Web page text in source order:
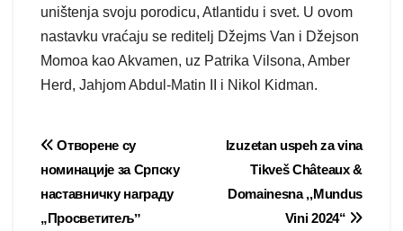
uništenja svoju porodicu, Atlantidu i svet. U ovom
nastavku vraćaju se reditelj Džejms Van i Džejson
Momoa kao Akvamen, uz Patrika Vilsona, Amber
Herd, Jahjom Abdul-Matin II i Nikol Kidman.
Post
navigation
Izuzetan uspeh za vina
Tikveš Châteaux &
Domainеsna ,,Mundus
Vini 2024“
Отворене су
номинације за Српску
наставничку награду
„Просветитељˮ